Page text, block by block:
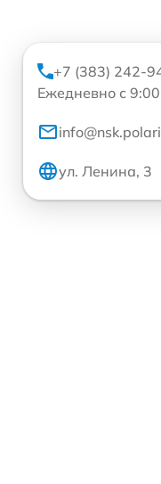
+7 (383) 242-
Ежедневно с
ул. Ленина, 3